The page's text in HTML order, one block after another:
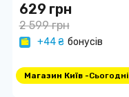
629 грн
2 599 грн
+44 ₴ бонусів
Магазин Київ -Сьогодні